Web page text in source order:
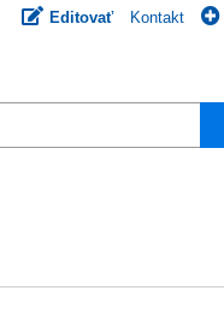
Editovať Kontakt